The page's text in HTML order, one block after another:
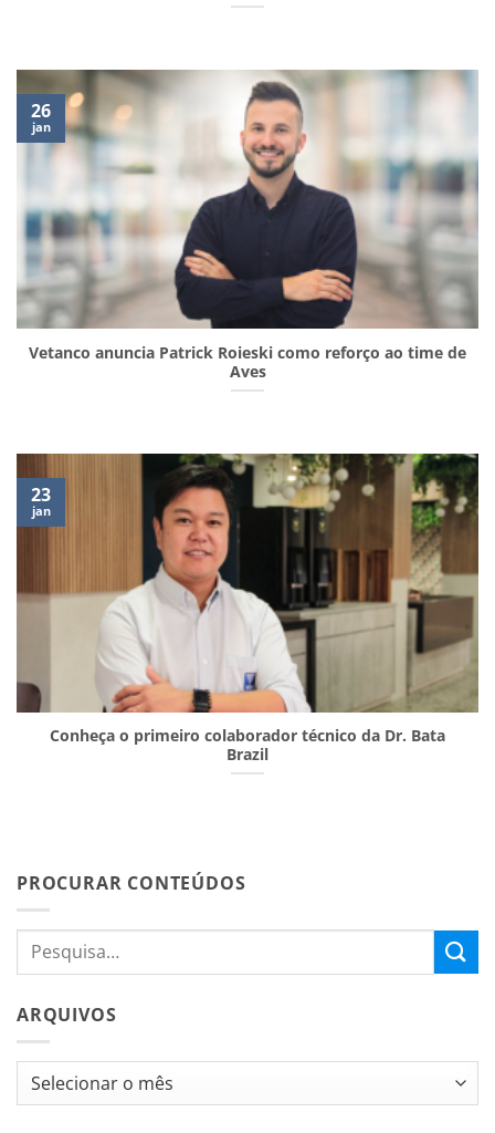
Vetanco anuncia Patrick Roieski como reforço ao time de
Aves
26
jan
Conheça o primeiro colaborador técnico da Dr. Bata
Brazil
23
jan
PROCURAR CONTEÚDOS
ARQUIVOS
Arquivos